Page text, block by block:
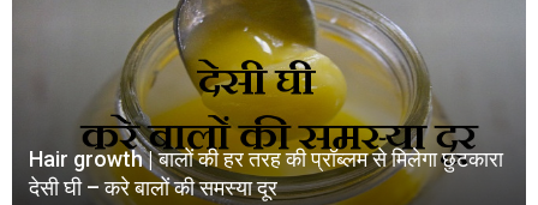
Hair growth | बालों की हर तरह की प्रॉब्लम से मिलेगा छुटकारा
देसी घी – करे बालों की समस्या दूर